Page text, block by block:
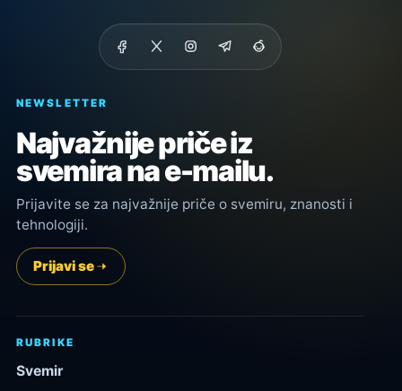
NEWSLETTER
Najvažnije priče iz
svemira na e-mailu.
Prijavite se za najvažnije priče o svemiru, znanosti i
tehnologiji.
Prijavi se
RUBRIKE
Svemir